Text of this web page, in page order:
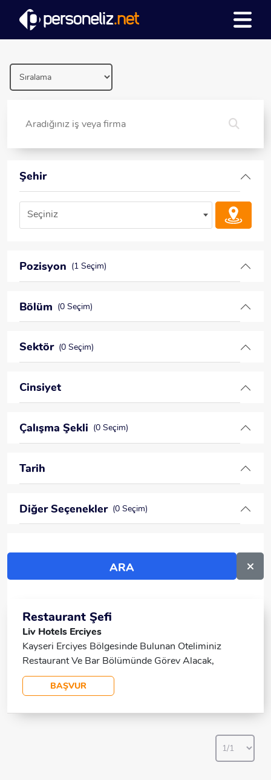
Şehir
Seçiniz
Pozisyon (1 Seçim)
Bölüm (0 Seçim)
Sektör (0 Seçim)
Cinsiyet
Çalışma Şekli (0 Seçim)
Tarih
Diğer Seçenekler (0 Seçim)
Restaurant Şefi
Liv Hotels Erciyes
Kayseri Erciyes Bölgesinde Bulunan Oteliminiz
Restaurant Ve Bar Bölümünde Görev Alacak,
*Elektrapos Programını Bilen, *Yabancı Dil Bilgisi
Olan, *Daha Önce Otellerde Benzer Pozisyonda
BAŞVUR